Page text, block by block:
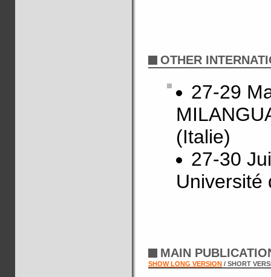
OTHER
27-29
(Italie)
27-30
Université
MAIN
SHOW LONG VERSION / SHORT